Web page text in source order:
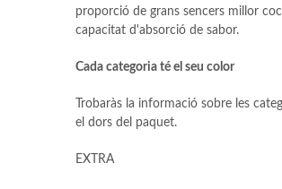
proporció de grans sencers millor
capacitat d'absorció de sabor.
Cada categoria té el seu color
Trobaràs la informació sobre les
el dors del paquet.
EXTRA